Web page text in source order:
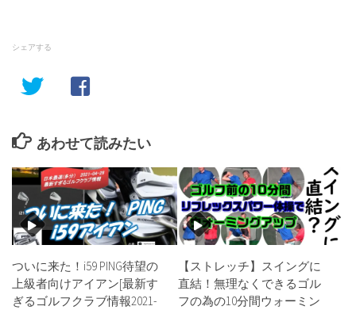
シェアする
あわせて読みたい
ついに来た！i59 PING待望の
上級者向けアイアン[最新す
ぎるゴルフクラブ情報2021-
【ストレッチ】スイングに
直結！無理なくできるゴル
フの為の10分間ウォーミン